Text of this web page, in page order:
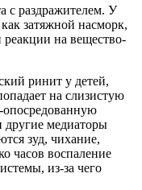
с раздражителем. У
затяжной насморк,
на вещество-
ринит у детей,
на слизистую
опосредованную
медиаторы
зуд, чихание,
часов воспаление
из-за чего